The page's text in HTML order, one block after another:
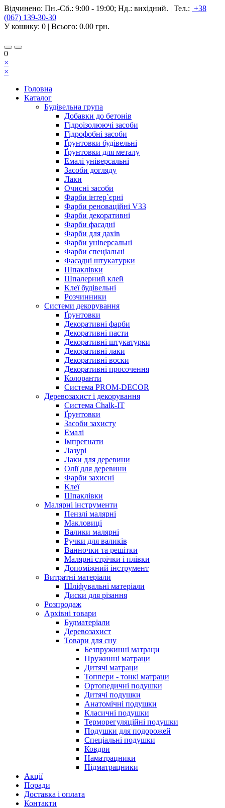
Відчинено: Пн.-Сб.: 9:00 - 19:00; Нд.: вихідний. | Тел.: +38
(067) 139-30-30
У кошику: 0 | Всього: 0.00 грн.
0
×
×
Головна
Каталог
Будівельна група
Добавки до бетонів
Гідроізолюючі засоби
Гідрофобні засоби
Ґрунтовки будівельні
Ґрунтовки для металу
Емалі універсальні
Засоби догляду
Лаки
Очисні засоби
Фарби інтер`єрні
Фарби реноваційні V33
Фарби декоративні
Фарби фасадні
Фарби для дахів
Фарби універсальні
Фарби спеціальні
Фасадні штукатурки
Шпаклівки
Шпалерний клей
Клеї будівельні
Розчинники
Системи декорування
Ґрунтовки
Декоративні фарби
Декоративні пасти
Декоративні штукатурки
Декоративні лаки
Декоративні воски
Декоративні просочення
Колоранти
Система PROM-DECOR
Деревозахист і декорування
Система Chalk-IT
Ґрунтовки
Засоби захисту
Емалі
Імпрегнати
Лазурі
Лаки для деревини
Олії для деревини
Фарби захисні
Клеї
Шпаклівки
Малярні інструменти
Пензлі малярні
Макловиці
Валики малярні
Ручки для валиків
Ванночки та решітки
Малярні стрічки і плівки
Допоміжний інструмент
Витратні матеріали
Шліфувальні матеріали
Диски для різання
Розпродаж
Архівні товари
Будматеріали
Деревозахист
Товари для сну
Безпружинні матраци
Пружинні матраци
Дитячі матраци
Топпери - тонкі матраци
Ортопедичні подушки
Дитячі подушки
Анатомічні подушки
Класичні подушки
Терморегуляційні подушки
Подушки для подорожей
Спеціальні подушки
Ковдри
Наматрацники
Підматрацники
Акції
Поради
Доставка і оплата
Контакти